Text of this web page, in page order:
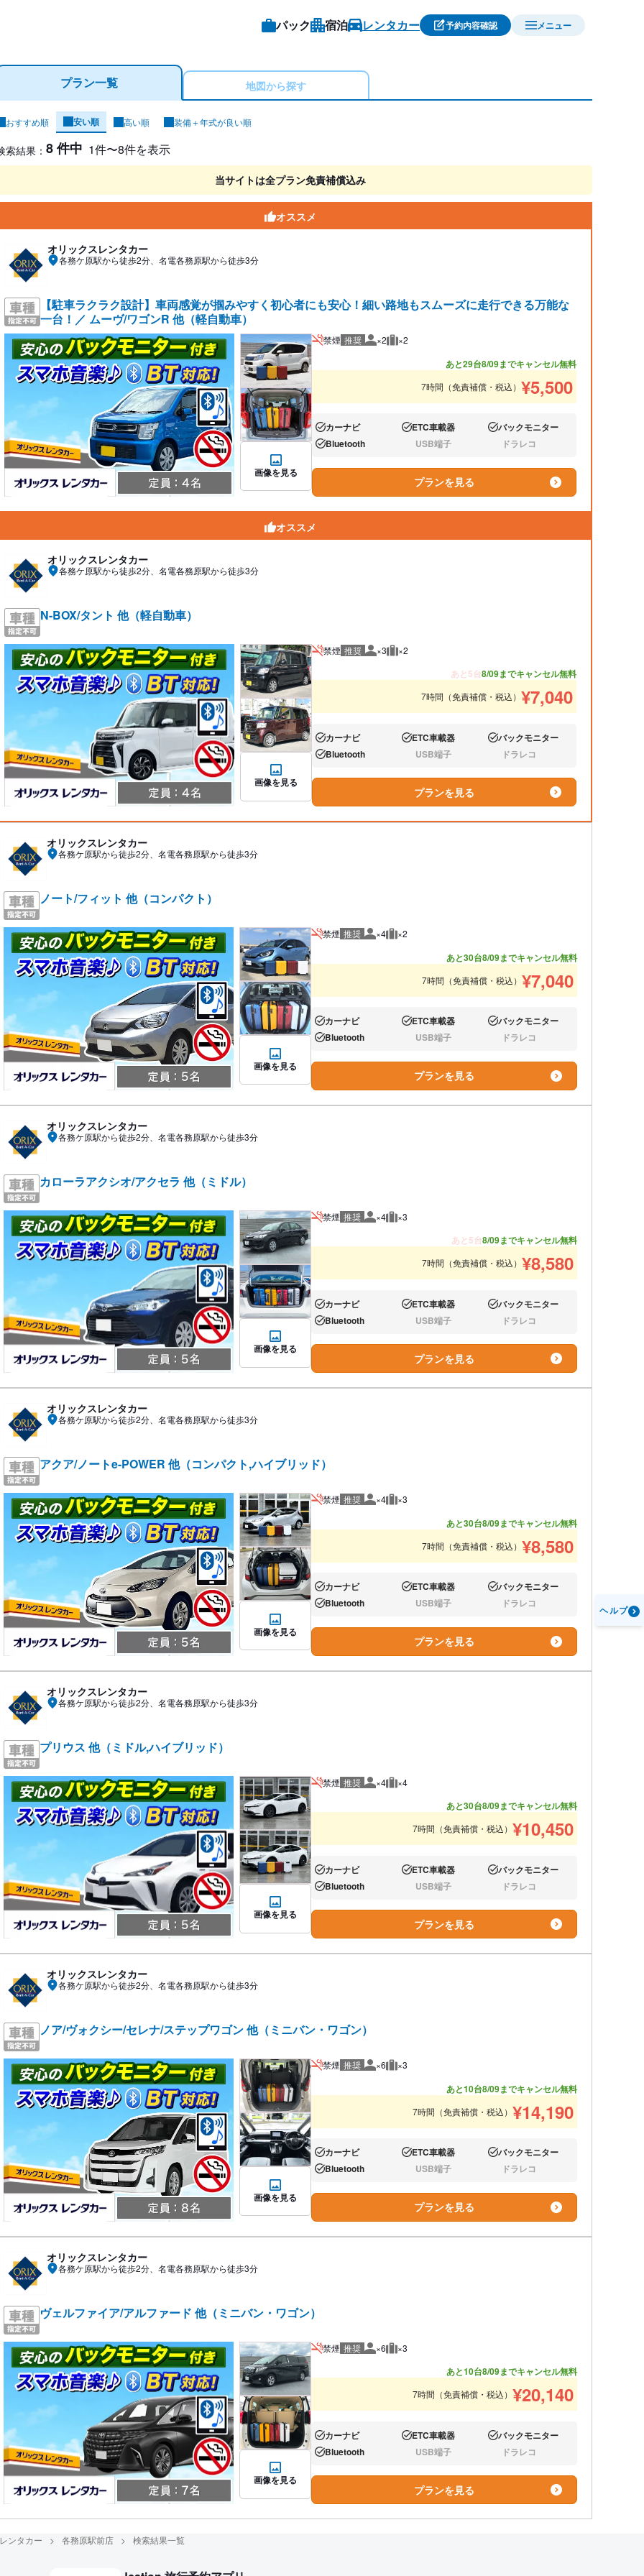
パック 宿泊 レンタカー 予約内容確認 メニュー
プラン一覧 地図から探す
おすすめ順 安い順 高い順 装備＋年式が良い順
タカー検索結果
索結果： 8 件中 1件〜8件を表示
当サイトは全プラン免責補償込み
オススメ
オリックスレンタカー
各務ケ原駅から徒歩2分、名電各務原駅から徒歩3分
【駐車ラクラク設計】車両感覚が掴みやすく初心者にも安心！細い路地もスムーズに走行できる万能な
一台！／ ムーヴ/ワゴンR 他（軽自動車）
画像を見る
禁煙 推奨 推奨人数
×2 推奨荷物
×2
あと29台8/09までキャンセル無料
7時間（免責補償・税込） ¥5,500
あり:カーナビ あり:ETC車載器 あり:バックモニター
あり:Bluetooth なし:USB端子 なし:ドラレコ
プランを見る
オススメ
オリックスレンタカー
各務ケ原駅から徒歩2分、名電各務原駅から徒歩3分
N-BOX/タント 他（軽自動車）
画像を見る
禁煙 推奨 推奨人数
×3 推奨荷物
×2
あと5台8/09までキャンセル無料
7時間（免責補償・税込） ¥7,040
あり:カーナビ あり:ETC車載器 あり:バックモニター
あり:Bluetooth なし:USB端子 なし:ドラレコ
プランを見る
オリックスレンタカー
各務ケ原駅から徒歩2分、名電各務原駅から徒歩3分
ノート/フィット 他（コンパクト）
画像を見る
禁煙 推奨 推奨人数
×4 推奨荷物
×2
あと30台8/09までキャンセル無料
7時間（免責補償・税込） ¥7,040
あり:カーナビ あり:ETC車載器 あり:バックモニター
あり:Bluetooth なし:USB端子 なし:ドラレコ
プランを見る
オリックスレンタカー
各務ケ原駅から徒歩2分、名電各務原駅から徒歩3分
カローラアクシオ/アクセラ 他（ミドル）
画像を見る
禁煙 推奨 推奨人数
×4 推奨荷物
×3
あと5台8/09までキャンセル無料
7時間（免責補償・税込） ¥8,580
あり:カーナビ あり:ETC車載器 あり:バックモニター
あり:Bluetooth なし:USB端子 なし:ドラレコ
プランを見る
オリックスレンタカー
各務ケ原駅から徒歩2分、名電各務原駅から徒歩3分
アクア/ノートe-POWER 他（コンパクト,ハイブリッド）
画像を見る
禁煙 推奨 推奨人数
×4 推奨荷物
×3
あと30台8/09までキャンセル無料
7時間（免責補償・税込） ¥8,580
あり:カーナビ あり:ETC車載器 あり:バックモニター
あり:Bluetooth なし:USB端子 なし:ドラレコ
プランを見る
オリックスレンタカー
各務ケ原駅から徒歩2分、名電各務原駅から徒歩3分
プリウス 他（ミドル,ハイブリッド）
画像を見る
禁煙 推奨 推奨人数
×4 推奨荷物
×4
あと30台8/09までキャンセル無料
7時間（免責補償・税込） ¥10,450
あり:カーナビ あり:ETC車載器 あり:バックモニター
あり:Bluetooth なし:USB端子 なし:ドラレコ
プランを見る
オリックスレンタカー
各務ケ原駅から徒歩2分、名電各務原駅から徒歩3分
ノア/ヴォクシー/セレナ/ステップワゴン 他（ミニバン・ワゴン）
画像を見る
禁煙 推奨 推奨人数
×6 推奨荷物
×3
あと10台8/09までキャンセル無料
7時間（免責補償・税込） ¥14,190
あり:カーナビ あり:ETC車載器 あり:バックモニター
あり:Bluetooth なし:USB端子 なし:ドラレコ
プランを見る
オリックスレンタカー
各務ケ原駅から徒歩2分、名電各務原駅から徒歩3分
ヴェルファイア/アルファード 他（ミニバン・ワゴン）
画像を見る
禁煙 推奨 推奨人数
×6 推奨荷物
×3
あと10台8/09までキャンセル無料
7時間（免責補償・税込） ¥20,140
あり:カーナビ あり:ETC車載器 あり:バックモニター
あり:Bluetooth なし:USB端子 なし:ドラレコ
プランを見る
ヘルプ
ンタカー 各務原駅前店 検索結果一覧